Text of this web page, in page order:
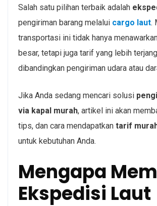
Salah satu pilihan terbaik adalah
pengiriman barang melalui cargo laut.
transportasi ini tidak hanya
besar, tetapi juga tarif yang lebih
dibandingkan pengiriman udara atau
Jika Anda sedang mencari solusi
via kapal murah, artikel ini akan
tips, dan cara mendapatkan tarif
untuk kebutuhan Anda.
Mengapa
Ekspedisi Laut